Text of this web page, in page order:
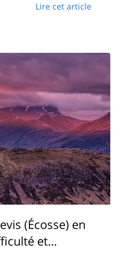
Lire cet article
(Écosse) en
et